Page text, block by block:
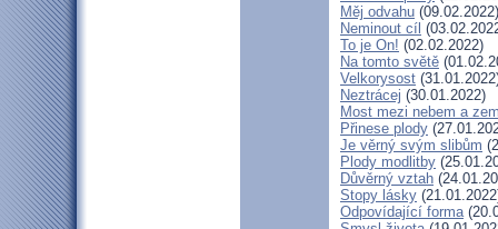
Měj odvahu (09.02.2022)
Neminout cíl
To je On! (02.02.2022)
Na tomto světě
Velkorysost
Neztrácej (30.01.2022)
Most mezi nebem a
Přinese plody
Je věrný svým slibům
Plody modlitby
Důvěrný vztah
Stopy lásky
Odpovídající forma